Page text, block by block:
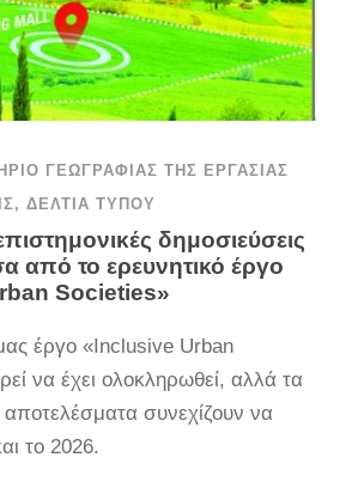
ΓΕΩΓΡΑΦΊΑΣ ΤΗΣ ΕΡΓΑΣΊΑΣ
, ΔΕΛΤΊΑ ΤΎΠΟΥ
δημοσιεύσεις
από το ερευνητικό έργο
Societies»
έργο «Inclusive Urban
να έχει ολοκληρωθεί, αλλά τα
αποτελέσματα συνεχίζουν να
το 2026.